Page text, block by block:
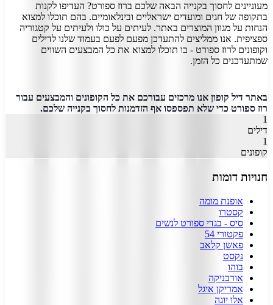
מעוניינים לחסוך בקנייה הבאה שלכם ברוז ספורט? העדיפו לקנות
בתקופה של חגים ומועדים ישראליים ובינלאומיים. בהם תוכלו למצוא
הנחות על מגוון המוצרים באתר. לעיתים על כולו ולעיתים על קטגוריה
ספציפית. אנו ממליצים להתעדכן מפעם לפעם בעמוד שלנו לדילים
וקופונים לרוז ספורט - בו תוכלו למצוא את כל המבצעים השווים
שמתעדכנים כל הזמן.
באתר דיל קופון אנו מרכזים עבורכם את כל הקופונים והמבצעים עבור
רוז ספורט כדי שלא תפספסו אף הזדמנות לחסוך בקנייה שלכם.
1
דילים
1
קופונים
חנויות דומות
אופנת מומה
קסטרו
סיס - בגדי ספורט לנשים
פקטורי 54
פאשן קלאב
נקסט
בוהו
אורבניקה
אמריקן איגל
אלו יוגה